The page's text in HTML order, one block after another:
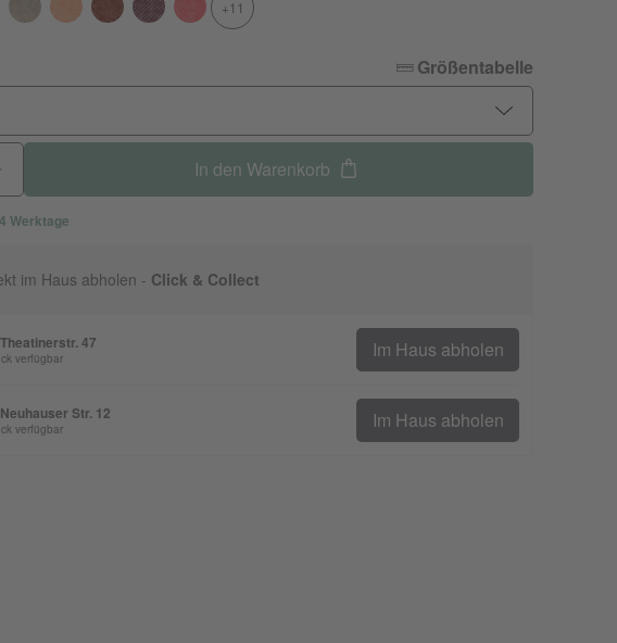
+11
Größentabelle
In den Warenkorb
Werktage
im Haus abholen - Click & Collect
47
verfügbar Im Haus abholen
Str. 12
verfügbar Im Haus abholen